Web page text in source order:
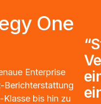
One
Enterprise
Berichterstattung
bis hin zu